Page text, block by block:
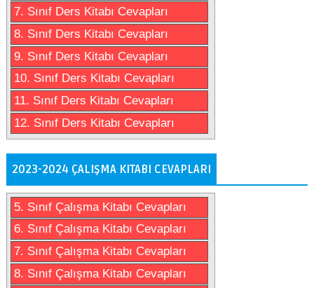
7. Sınıf Ders Kitabı Cevapları
8. Sınıf Ders Kitabı Cevapları
9. Sınıf Ders Kitabı Cevapları
10. Sınıf Ders Kitabı Cevapları
11. Sınıf Ders Kitabı Cevapları
12. Sınıf Ders Kitabı Cevapları
2023-2024 ÇALIŞMA KITABI CEVAPLARI
5. Sınıf Çalışma Kitabı Cevapları
6. Sınıf Çalışma Kitabı Cevapları
7. Sınıf Çalışma Kitabı Cevapları
8. Sınıf Çalışma Kitabı Cevapları